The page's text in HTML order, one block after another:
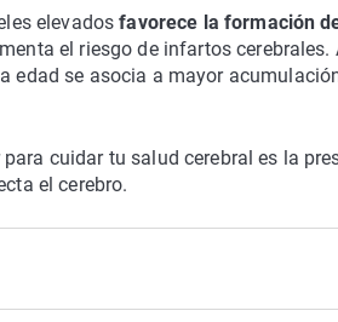
elevadosfavorece la formación
el riesgo de infartos cerebrales.
edad se asocia a mayor
cuidar tu salud cerebral es la
el cerebro.